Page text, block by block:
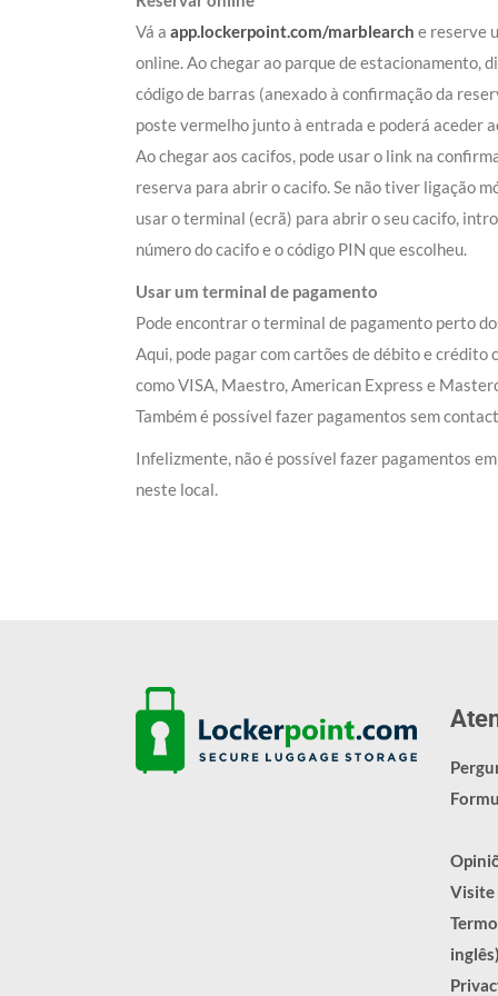
Vá a app.lockerpoint.com/marblearch e reserve
online. Ao chegar ao parque de estacionamento,
código de barras (anexado à confirmação da
poste vermelho junto à entrada e poderá aceder
Ao chegar aos cacifos, pode usar o link na
reserva para abrir o cacifo. Se não tiver ligação
usar o terminal (ecrã) para abrir o seu cacifo,
número do cacifo e o código PIN que escolheu.
Usar um terminal de pagamento
Pode encontrar o terminal de pagamento perto
Aqui, pode pagar com cartões de débito e crédito
como VISA, Maestro, American Express e
Também é possível fazer pagamentos sem
Infelizmente, não é possível fazer pagamentos
neste local.
Visite